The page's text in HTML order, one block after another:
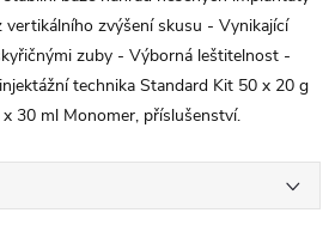
zvýšení skusu - Vynikající
zuby - Výborná leštitelnost -
technika Standard Kit 50 x 20 g
30 ml Monomer, příslušenství.